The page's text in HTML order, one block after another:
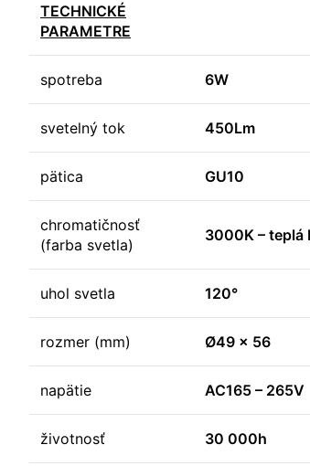
TECHNICKÉ
PARAMETRE
spotreba 6W
svetelný tok 450Lm
pätica GU10
chromatičnosť
(farba svetla)
3000K – teplá
uhol svetla 120°
rozmer (mm) Ø49 x 56
napätie AC165 – 265V
životnosť 30 000h